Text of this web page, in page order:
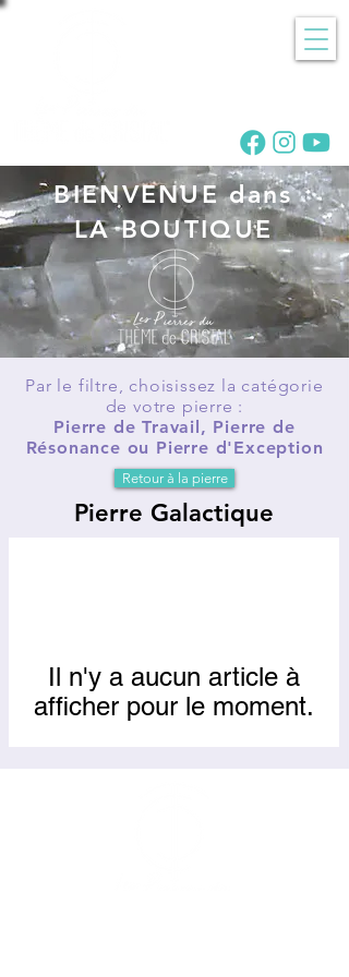
BIENVENUE dans
LA BOUTIQUE
Par le filtre, choisissez la catégorie
de votre pierre :
Pierre de Travail, Pierre de
Résonance ou Pierre d'Exception
Retour à la pierre
Pierre Galactique
Il n'y a aucun article à
afficher pour le moment.